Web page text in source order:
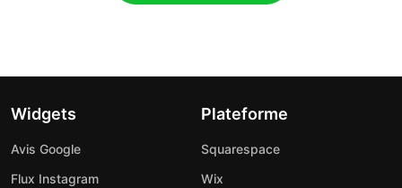
Widgets
Avis Google
Flux Instagram
Plateforme
Squarespace
Wix